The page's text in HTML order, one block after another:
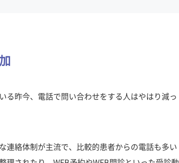
昨今、電話で問い合わせをする人はやはり減っ
連絡体制が主流で、比較的患者からの電話も多い